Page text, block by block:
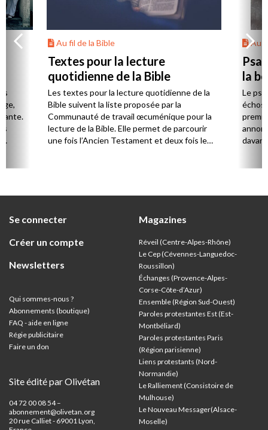
Au fil de la Bible
Textes pour la lecture
quotidienne de la Bible
Les textes pour la lecture quotidienne de la
Bible suivent la liste proposée par la
Communauté de travail œcuménique pour la
lecture de la Bible. Elle permet de parcourir
une fois l’Ancien Testament et deux fois le
Au
la
Le
échos
Se connecter
Créer un compte
Newsletters
Qui sommes-nous ?
Abonnements (boutique)
FAQ - aide en ligne
Régie publicitaire
Faire un don
Site édité par Olivétan
04 72 00 08 54 –
abonnement@olivetan.org
20 rue Calliet - 69001 Lyon,
Magazines
Réveil (Centre-Alpes-Rhône)
Le Cep (Cévennes-Languedoc-
Roussillon)
Échanges (Provence-Alpes-
Corse-Côte-d’Azur)
Ensemble (Région Sud-Ouest)
Paroles protestantes Est (Est-
Montbéliard)
Paroles protestantes Paris
(Région parisienne)
Liens protestants (Nord-
Normandie)
Le Ralliement (Consistoire de
Mulhouse)
Le Nouveau Messager(Alsace-
Moselle)